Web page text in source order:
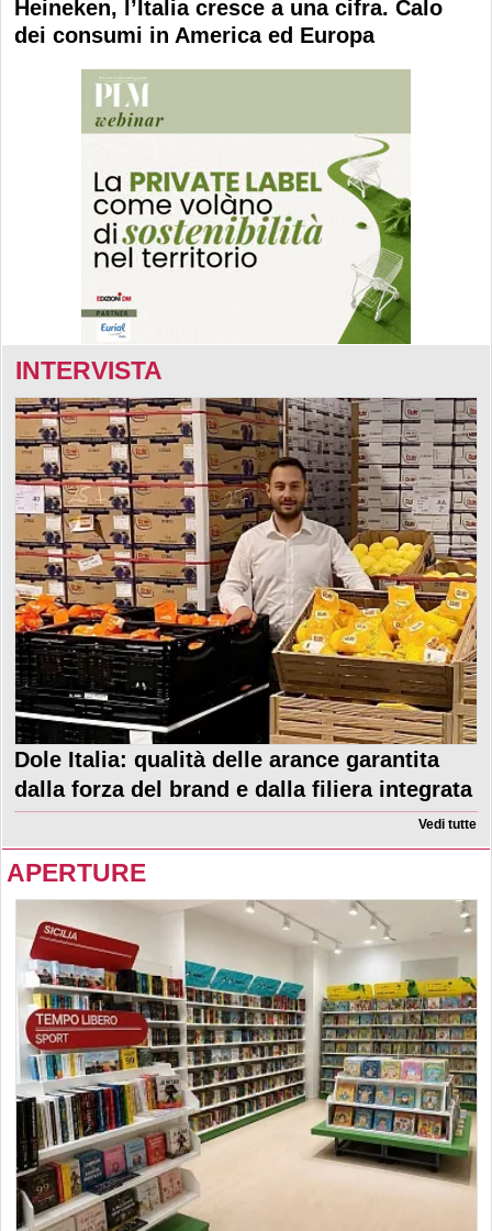
Heineken, l’Italia cresce a una cifra. Calo
dei consumi in America ed Europa
INTERVISTA
Dole Italia: qualità delle arance garantita
dalla forza del brand e dalla filiera integrata
Vedi tutte
APERTURE